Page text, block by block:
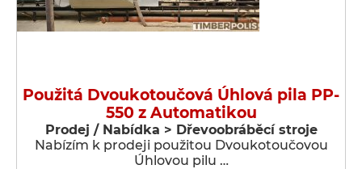
Použitá Dvoukotoučová Úhlová pila PP-
550 z Automatikou
Prodej / Nabídka > Dřevoobráběcí stroje
Nabízím k prodeji použitou Dvoukotoučovou
Úhlovou pilu …